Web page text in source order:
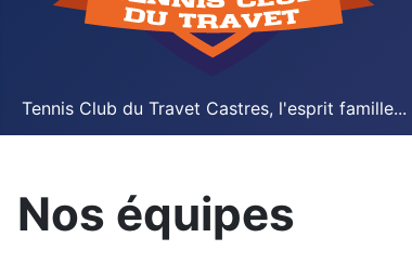
Tennis Club du Travet Castres, l'esprit famille...
Nos équipes